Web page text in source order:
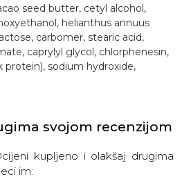
seed butter, cetyl alcohol,
helianthus annuus
carbomer, stearic acid,
caprylyl glycol, chlorphenesin,
sodium hydroxide,
svojom recenzijom
kupljeno i olakšaj drugima
im: